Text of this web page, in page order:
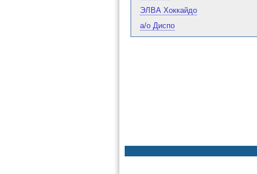
ЭЛВА Хоккайдо
а/о Диспо